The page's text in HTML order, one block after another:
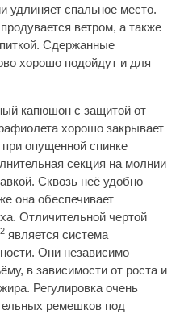
удлиняет спальное место.
ветром, а также
Сдержанные
хорошо подойдут и для
капюшон с защитой от
хорошо закрывает
опущенной спинке
секция на молнии
Сквозь неё удобно
она обеспечивает
Отличительной чертой
2 является система
Они независимо
в зависимости от роста и
Регулировка очень
ремешков под